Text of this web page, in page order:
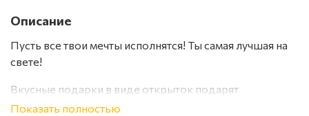
Описание
Пусть все твои мечты исполнятся! Ты самая лучшая на
свете!
Вкусные подарки в виде открыток подарят
множество ярких эмоций получателю. Что может быть
Показать полностью